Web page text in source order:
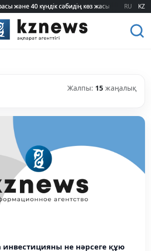
және 40 күндік сәбидің көз жасы:
және 40 күндік сәбидің көз жасы: RU KZ
Жалпы: 15 жаңалық
инвестицияны не нәрсеге құю